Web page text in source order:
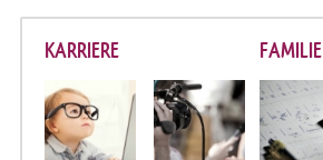
KARRIERE FAMILIE